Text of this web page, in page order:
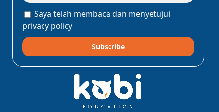
Saya telah membaca dan menyetujui
privacy policy
Subscribe